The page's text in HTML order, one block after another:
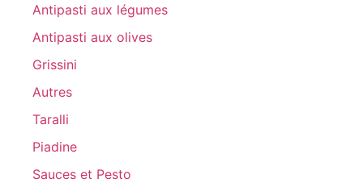
Antipasti aux légumes
Antipasti aux olives
Grissini
Autres
Taralli
Piadine
Sauces et Pesto